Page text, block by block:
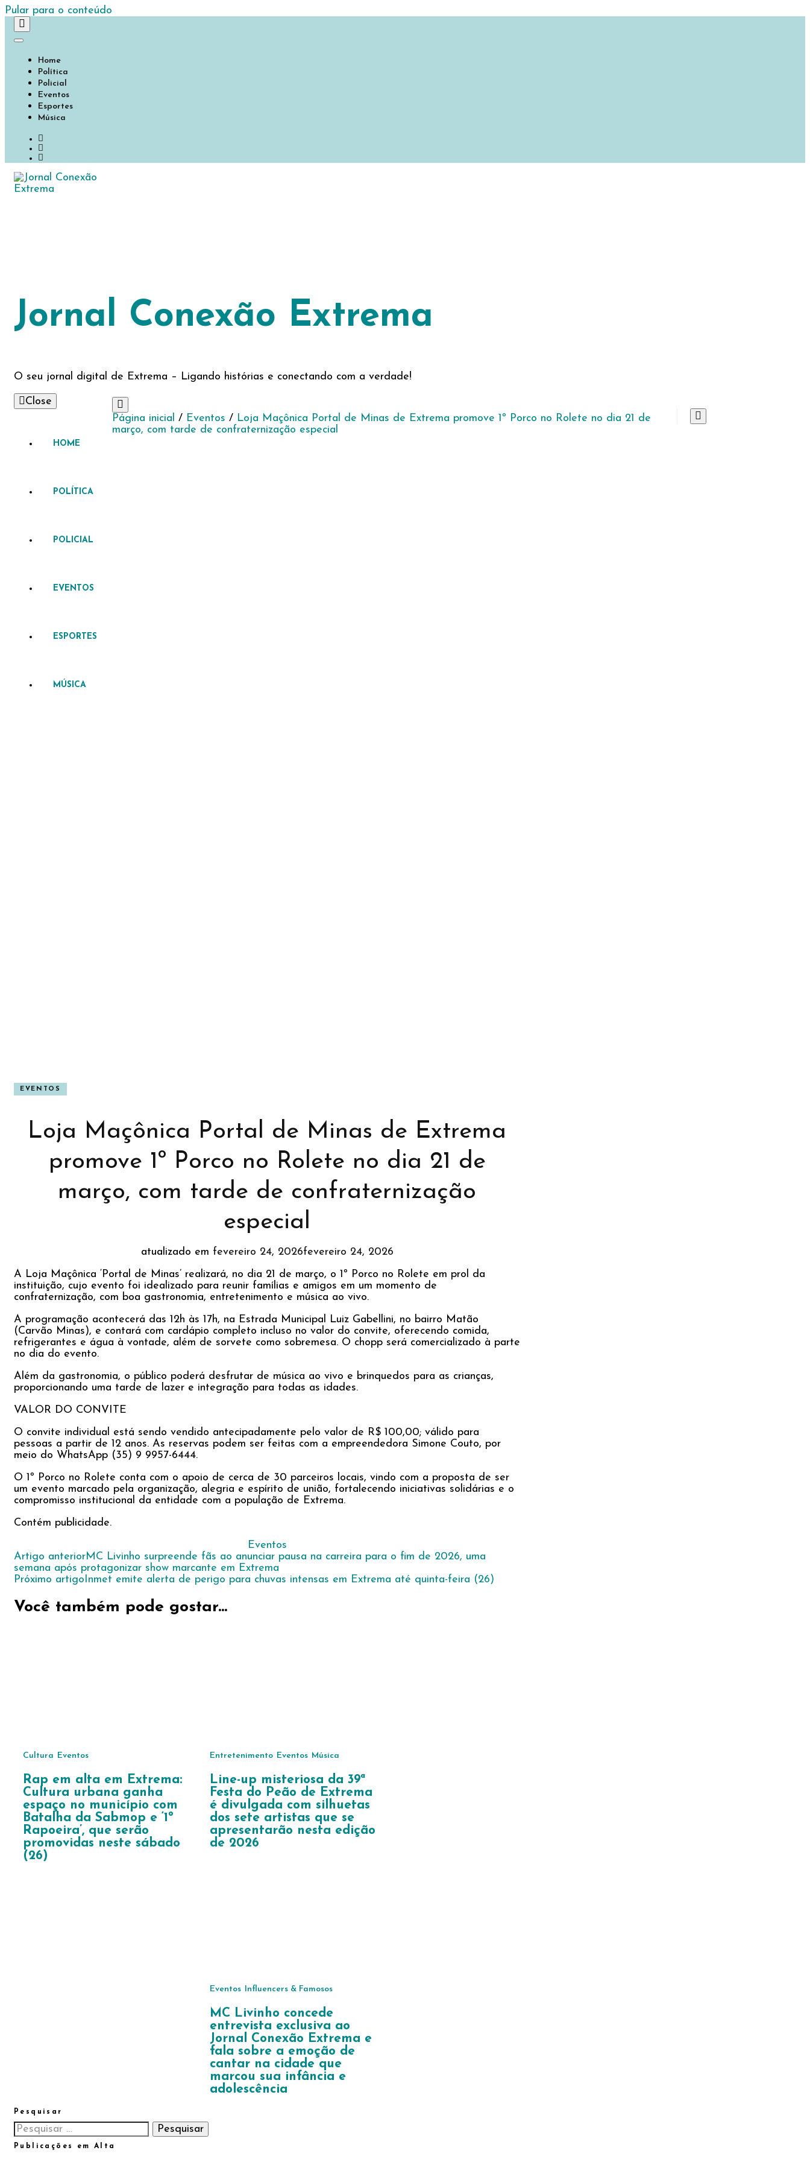
Pular para o conteúdo
Home
Política
Policial
Eventos
Esportes
Música
Jornal Conexão Extrema
O seu jornal digital de Extrema – Ligando histórias e conectando com a verdade!
Close
HOME
POLÍTICA
POLICIAL
EVENTOS
ESPORTES
MÚSICA
Página inicial / Eventos / Loja Maçônica Portal de Minas de Extrema promove 1º Porco no Rolete no dia 21 de
março, com tarde de confraternização especial
EVENTOS
Loja Maçônica Portal de Minas de Extrema
promove 1º Porco no Rolete no dia 21 de
março, com tarde de confraternização
especial
atualizado em fevereiro 24, 2026fevereiro 24, 2026
A Loja Maçônica ‘Portal de Minas’ realizará, no dia 21 de março, o 1º Porco no Rolete em prol da
instituição, cujo evento foi idealizado para reunir famílias e amigos em um momento de
confraternização, com boa gastronomia, entretenimento e música ao vivo.
A programação acontecerá das 12h às 17h, na Estrada Municipal Luiz Gabellini, no bairro Matão
(Carvão Minas), e contará com cardápio completo incluso no valor do convite, oferecendo comida,
refrigerantes e água à vontade, além de sorvete como sobremesa. O chopp será comercializado à parte
no dia do evento.
Além da gastronomia, o público poderá desfrutar de música ao vivo e brinquedos para as crianças,
proporcionando uma tarde de lazer e integração para todas as idades.
VALOR DO CONVITE
O convite individual está sendo vendido antecipadamente pelo valor de R$ 100,00; válido para
pessoas a partir de 12 anos. As reservas podem ser feitas com a empreendedora Simone Couto, por
meio do WhatsApp (35) 9 9957-6444.
O 1º Porco no Rolete conta com o apoio de cerca de 30 parceiros locais, vindo com a proposta de ser
um evento marcado pela organização, alegria e espírito de união, fortalecendo iniciativas solidárias e o
compromisso institucional da entidade com a população de Extrema.
Contém publicidade.
Eventos
Navegação
de
Artigo anteriorMC Livinho surpreende fãs ao anunciar pausa na carreira para o fim de 2026, uma
semana após protagonizar show marcante em Extrema
Próximo artigoInmet emite alerta de perigo para chuvas intensas em Extrema até quinta-feira (26)
Você também pode gostar...
Cultura Eventos
Rap em alta em Extrema:
Cultura urbana ganha
espaço no município com
Batalha da Sabmop e ‘1º
Rapoeira’, que serão
promovidas neste sábado
(26)
Entretenimento Eventos Música
Line-up misteriosa da 39ª
Festa do Peão de Extrema
é divulgada com silhuetas
dos sete artistas que se
apresentarão nesta edição
de 2026
Eventos Influencers & Famosos
MC Livinho concede
entrevista exclusiva ao
Jornal Conexão Extrema e
fala sobre a emoção de
cantar na cidade que
marcou sua infância e
adolescência
Pesquisar
Pesquisar
por:
Publicações em Alta